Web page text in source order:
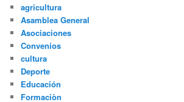
agricultura
Asamblea General
Asociaciones
Convenios
cultura
Deporte
Educación
Formaciòn